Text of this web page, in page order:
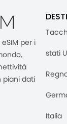
per i
piani dati
stati
Italia